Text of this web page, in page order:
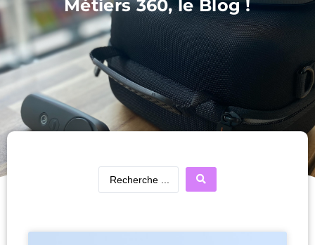
Métiers 360, le Blog !